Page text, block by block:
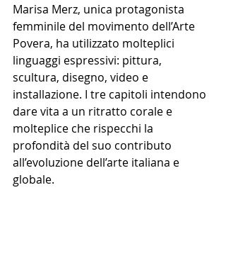
Marisa Merz, unica protagonista
femminile del movimento dell’Arte
Povera, ha utilizzato molteplici
linguaggi espressivi: pittura,
scultura, disegno, video e
installazione. I tre capitoli intendono
dare vita a un ritratto corale e
molteplice che rispecchi la
profondità del suo contributo
all’evoluzione dell’arte italiana e
globale.